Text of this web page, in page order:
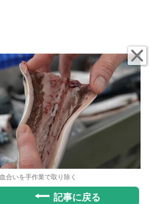
血合いを手作業で取り除く
記事に戻る